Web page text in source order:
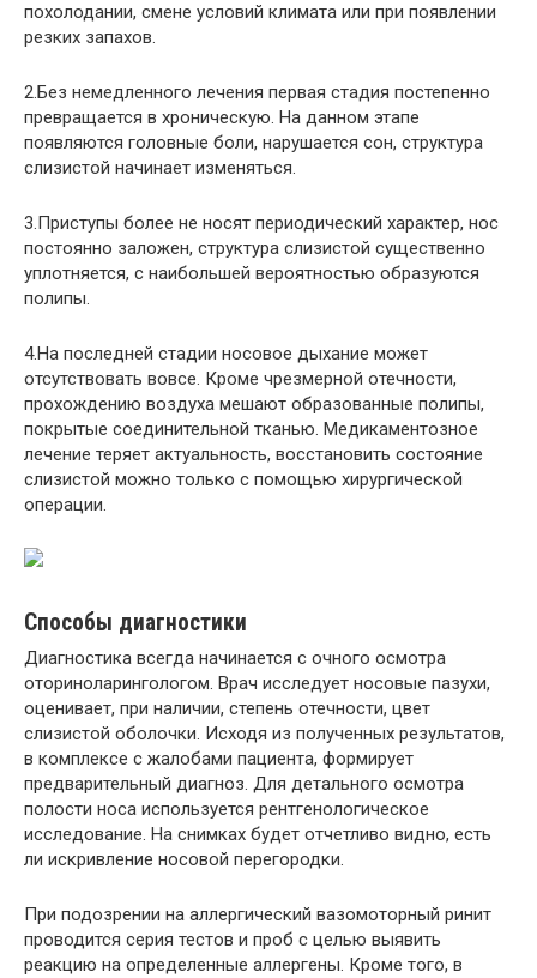
похолодании, смене условий климата или при появлении
резких запахов.
2.Без немедленного лечения первая стадия постепенно
превращается в хроническую. На данном этапе
появляются головные боли, нарушается сон, структура
слизистой начинает изменяться.
3.Приступы более не носят периодический характер, нос
постоянно заложен, структура слизистой существенно
уплотняется, с наибольшей вероятностью образуются
полипы.
4.На последней стадии носовое дыхание может
отсутствовать вовсе. Кроме чрезмерной отечности,
прохождению воздуха мешают образованные полипы,
покрытые соединительной тканью. Медикаментозное
лечение теряет актуальность, восстановить состояние
слизистой можно только с помощью хирургической
операции.
Способы диагностики
Диагностика всегда начинается с очного осмотра
оториноларингологом. Врач исследует носовые пазухи,
оценивает, при наличии, степень отечности, цвет
слизистой оболочки. Исходя из полученных результатов,
в комплексе с жалобами пациента, формирует
предварительный диагноз. Для детального осмотра
полости носа используется рентгенологическое
исследование. На снимках будет отчетливо видно, есть
ли искривление носовой перегородки.
При подозрении на аллергический вазомоторный ринит
проводится серия тестов и проб с целью выявить
реакцию на определенные аллергены. Кроме того, в